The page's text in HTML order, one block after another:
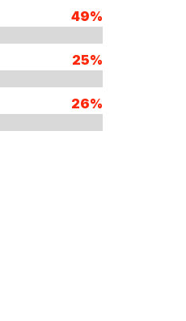
49%
25%
26%